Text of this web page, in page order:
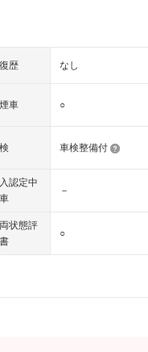
歴 なし
車 ○
車検整備付
認定中
－
状態評
○